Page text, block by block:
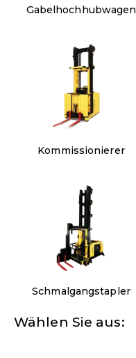
Gabelhochhubwagen
Kommissionierer
Schmalgangstapler
Wählen Sie aus: